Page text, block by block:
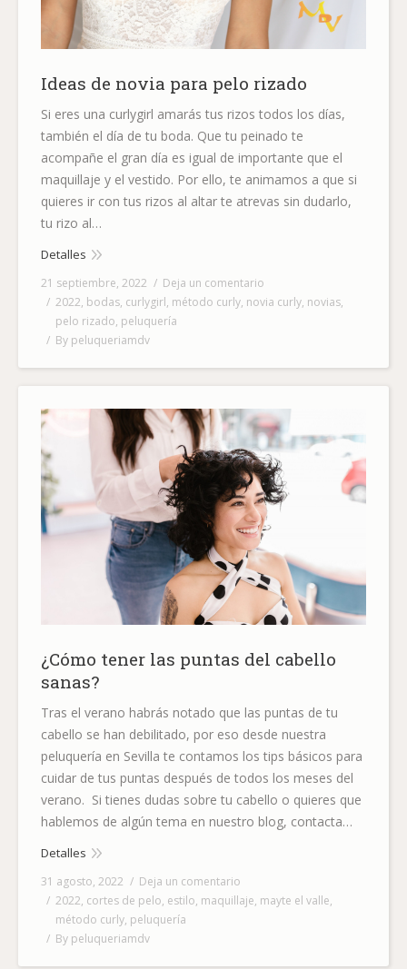
Ideas de novia para pelo rizado
Si eres una curlygirl amarás tus rizos todos los días,
también el día de tu boda. Que tu peinado te
acompañe el gran día es igual de importante que el
maquillaje y el vestido. Por ello, te animamos a que si
quieres ir con tus rizos al altar te atrevas sin dudarlo,
tu rizo al…
Detalles
21 septiembre, 2022
Deja un comentario
2022, bodas, curlygirl, método curly, novia curly, novias,
pelo rizado, peluquería
By peluqueriamdv
¿Cómo tener las puntas del cabello
sanas?
Tras el verano habrás notado que las puntas de tu
cabello se han debilitado, por eso desde nuestra
peluquería en Sevilla te contamos los tips básicos para
cuidar de tus puntas después de todos los meses del
verano. Si tienes dudas sobre tu cabello o quieres que
hablemos de algún tema en nuestro blog, contacta…
Detalles
31 agosto, 2022
Deja un comentario
2022, cortes de pelo, estilo, maquillaje, mayte el valle,
método curly, peluquería
By peluqueriamdv